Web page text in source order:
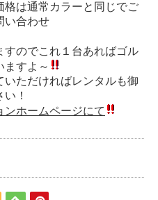
格は通常カラーと同じでご
い合わせ
のでこれ１台あればゴル
ますよ～
ただければレンタルも御
！
ンホームページにて